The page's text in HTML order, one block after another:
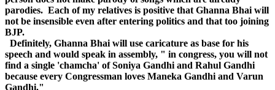
parodies. Each of my relatives is positive that Ghanna Bhai will
not be insensible even after entering politics and that too joining
BJP.
Definitely, Ghanna Bhai will use caricature as base for his
speech and would speak in assembly, " in congress, you will not
find a single 'chamcha' of Soniya Gandhi and Rahul Gandhi
because every Congressman loves Maneka Gandhi and Varun
Gandhi."